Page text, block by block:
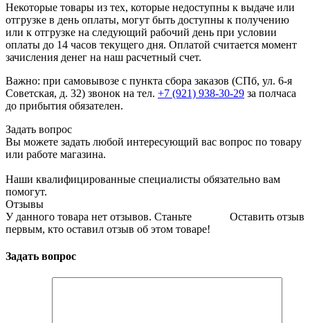
Некоторые товары из тех, которые недоступны к выдаче или
отгрузке в день оплаты, могут быть доступны к получению
или к отгрузке на следующий рабочий день при условии
оплаты до 14 часов текущего дня. Оплатой считается момент
зачисления денег на наш расчетный счет.
Важно: при самовывозе с пункта сборa заказов (СПб, ул. 6-я
Советская, д. 32) звонок на тел. +7 (921) 938-30-29 за полчаса
до прибытия обязателен.
Задать вопрос
Вы можете задать любой интересующий вас вопрос по товару
или работе магазина.
Наши квалифицированные специалисты обязательно вам
помогут.
Отзывы
Оставить отзыв
У данного товара нет отзывов. Станьте
первым, кто оставил отзыв об этом товаре!
Задать вопрос